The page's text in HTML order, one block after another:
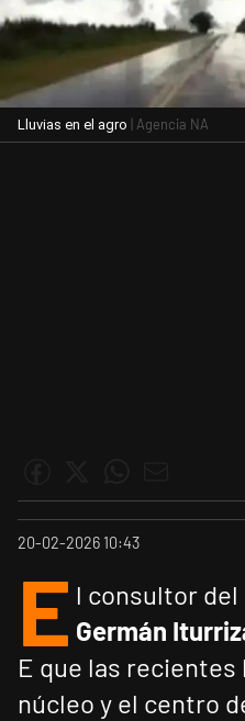
Lluvias en el agro | Agencia NA
20-02-2026 10:43
E l consultor del
Germán
E que las recientes
núcleo y el centro